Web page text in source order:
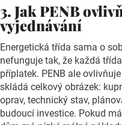
3. Jak PENB
vyjednávání
Energetická třída sama o
nefunguje tak, že každá
příplatek. PENB ale
skládá celkový obrázek:
oprav, technický stav,
budoucí investice. Pokud